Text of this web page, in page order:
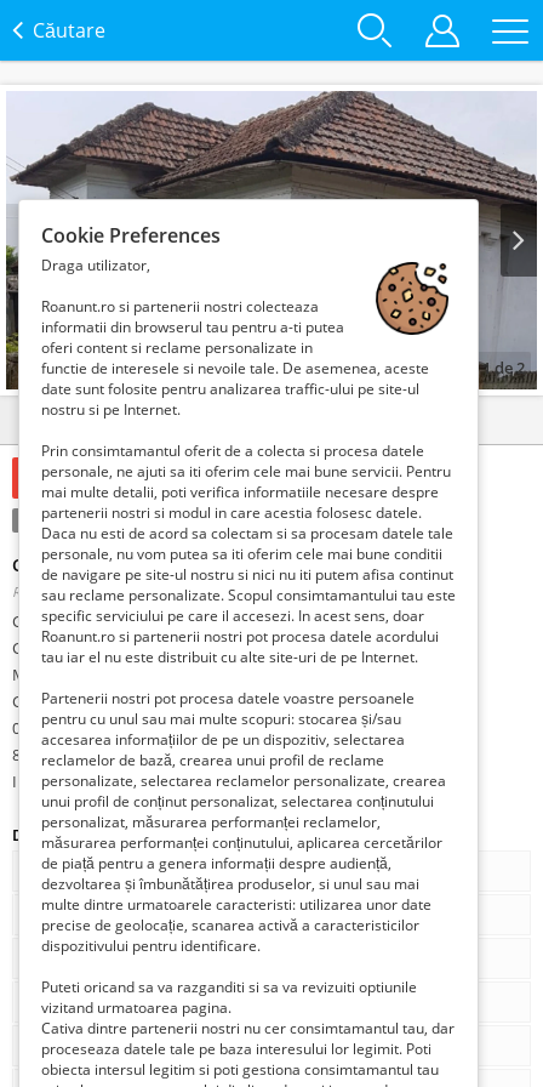
Căutare
Prev
1de2
Detalii
89900 Lei
Condiție:Folosit Tranzacţie:Vinde
Casa de vânzare Bistret, Dolj+ teren 1600mp, 89900lei
Romania, Dolj, Bistret, Bistret, Publicat 3 săptămâni în urmă
Casa din cărămidă de vânzare+ teren 1600mp
Calea Victorei sau se poate face accesul prin strada Unirii
Mobilata
Com. Bistret, Dolj,
072889807
89.900lei
ID: 297609638
Detalii
Tip
De vânzare
Num. camere
3
Num. bai
0
Stare
Metri patrati
80
Cookie Preferences
Draga utilizator,
Roanunt.ro si partenerii nostri colecteaza
informatii din browserul tau pentru a-ti putea
oferi content si reclame personalizate in
functie de interesele si nevoile tale. De asemenea, aceste
date sunt folosite pentru analizarea traffic-ului pe site-ul
nostru si pe Internet.
Prin consimtamantul oferit de a colecta si procesa datele
personale, ne ajuti sa iti oferim cele mai bune servicii. Pentru
mai multe detalii, poti verifica informatiile necesare despre
partenerii nostri si modul in care acestia folosesc datele.
Daca nu esti de acord sa colectam si sa procesam datele tale
personale, nu vom putea sa iti oferim cele mai bune conditii
de navigare pe site-ul nostru si nici nu iti putem afisa continut
sau reclame personalizate. Scopul consimtamantului tau este
specific serviciului pe care il accesezi. In acest sens, doar
Roanunt.ro si partenerii nostri pot procesa datele acordului
tau iar el nu este distribuit cu alte site-uri de pe Internet.
Partenerii nostri pot procesa datele voastre persoanele
pentru cu unul sau mai multe scopuri: stocarea și/sau
accesarea informațiilor de pe un dispozitiv, selectarea
reclamelor de bază, crearea unui profil de reclame
personalizate, selectarea reclamelor personalizate, crearea
unui profil de conținut personalizat, selectarea conținutului
personalizat, măsurarea performanței reclamelor,
măsurarea performanței conținutului, aplicarea cercetărilor
de piață pentru a genera informații despre audiență,
dezvoltarea și îmbunătățirea produselor, si unul sau mai
multe dintre urmatoarele caracteristi: utilizarea unor date
precise de geolocație, scanarea activă a caracteristicilor
dispozitivului pentru identificare.
Puteti oricand sa va razganditi si sa va revizuiti optiunile
vizitand urmatoarea pagina.
Cativa dintre partenerii nostri nu cer consimtamantul tau, dar
proceseaza datele tale pe baza interesului lor legimit. Poti
obiecta intersul legitim si poti gestiona consimtamantul tau